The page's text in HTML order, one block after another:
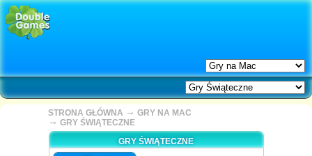
STRONA GŁÓWNA → GRY NA MAC
→ GRY ŚWIĄTECZNE
GRY ŚWIĄTECZNE